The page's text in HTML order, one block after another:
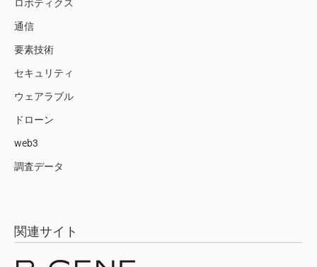
ロボティクス
通信
要素技術
セキュリティ
ウェアラブル
ドローン
web3
調査データ
関連サイト